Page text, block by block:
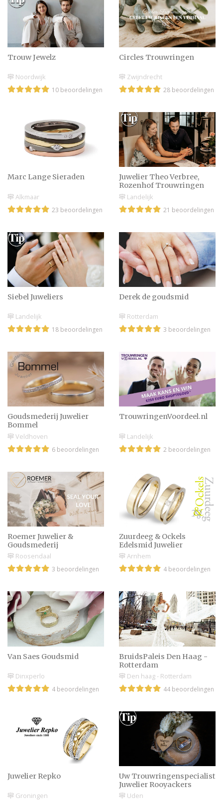
Trouw Jewelz
Noordwijk
10 beoordelingen
Circles Trouwringen
Zwijndrecht
28 beoordelingen
Marc Lange Sieraden
Alkmaar
23 beoordelingen
Juwelier Theo Verbree,
Rozenhof Trouwringen
Landelijk
21 beoordelingen
Siebel Juweliers
Landelijk
18 beoordelingen
Derek de goudsmid
Rotterdam
3 beoordelingen
Goudsmederij Juwelier
Bommel
Veldhoven
6 beoordelingen
TrouwringenVoordeel.nl
Landelijk
2 beoordelingen
Roemer Juwelier &
Goudsmederij
Roosendaal
3 beoordelingen
Zuurdeeg & Ockels
Edelsmid Juwelier
Arnhem
4 beoordelingen
Van Saes Goudsmid
Dinxperlo
4 beoordelingen
BruidsPaleis Den Haag -
Rotterdam
Den haag - Rotterdam
44 beoordelingen
Juwelier Repko
Groningen
Uw Trouwringenspecialist
Juwelier Rooyackers
Uden